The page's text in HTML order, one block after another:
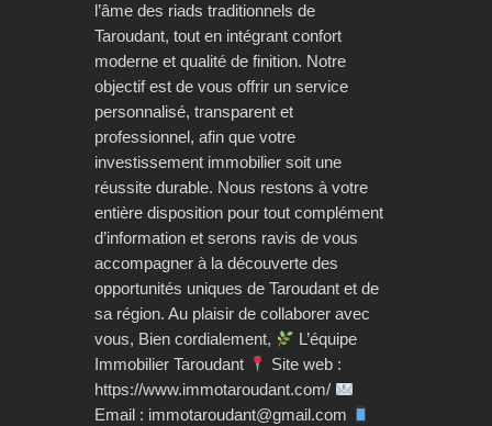
l’âme des riads traditionnels de
Taroudant, tout en intégrant confort
moderne et qualité de finition. Notre
objectif est de vous offrir un service
personnalisé, transparent et
professionnel, afin que votre
investissement immobilier soit une
réussite durable. Nous restons à votre
entière disposition pour tout complément
d’information et serons ravis de vous
accompagner à la découverte des
opportunités uniques de Taroudant et de
sa région. Au plaisir de collaborer avec
vous, Bien cordialement,
L’équipe
Immobilier Taroudant
Site web :
https://www.immotaroudant.com/
Email : immotaroudant@gmail.com